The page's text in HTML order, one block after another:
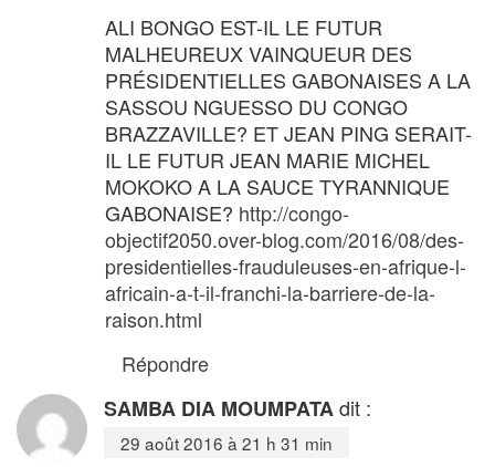
ALI BONGO EST-IL LE FUTUR
MALHEUREUX VAINQUEUR DES
PRÉSIDENTIELLES GABONAISES A LA
SASSOU NGUESSO DU CONGO
BRAZZAVILLE? ET JEAN PING SERAIT-
IL LE FUTUR JEAN MARIE MICHEL
MOKOKO A LA SAUCE TYRANNIQUE
GABONAISE? http://congo-
objectif2050.over-blog.com/2016/08/des-
presidentielles-frauduleuses-en-afrique-l-
africain-a-t-il-franchi-la-barriere-de-la-
raison.html
Répondre
SAMBA DIA MOUMPATAdit :
29 août 2016 à 21 h 31 min